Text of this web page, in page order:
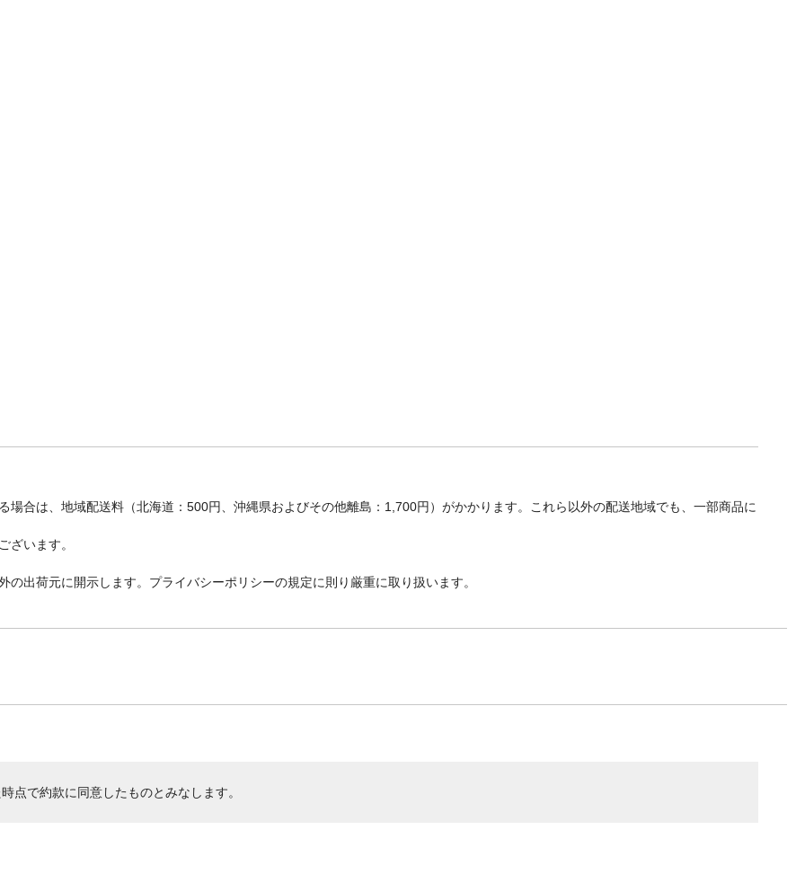
場合は、地域配送料（北海道：500円、沖縄県およびその他離島：1,700円）がかかります。これら以外の配送地域でも、一部商品に
ざいます。
出荷元に開示します。プライバシーポリシーの規定に則り厳重に取り扱います。
点で約款に同意したものとみなします。